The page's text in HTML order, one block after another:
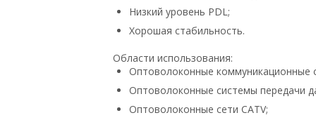
Низкий уровень PDL;
Хорошая стабильность.
Области использования:
Оптоволоконные коммуникационные
Оптоволоконные системы передачи
Оптоволоконные сети CATV;